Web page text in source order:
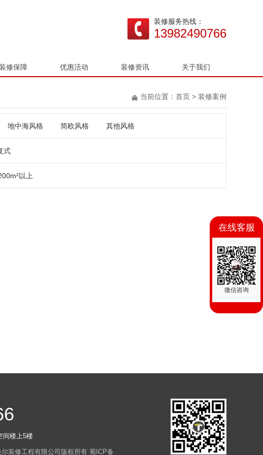
装修服务热线：
13982490766
修保障 优惠活动 装修资讯 关于我们
当前位置： 首页 > 装修案例
地中海风格 简欧风格 其他风格
式
以上
间楼上5楼
装修工程有限公司版权所有 蜀ICP备
在线客服
微信咨询